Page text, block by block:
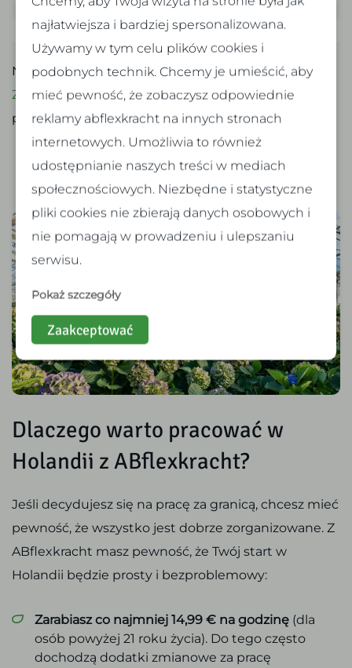
… i wiele innych!
Nie widzisz swojej ulubionej lokalizacji na liście?
Zarejestruj się mimo to! Poinformujemy Cię, gdy
pojawi się oferta dopasowana do Twoich preferencji.
Dlaczego warto pracować w
Holandii z ABflexkracht?
Jeśli decydujesz się na pracę za granicą, chcesz mieć
pewność, że wszystko jest dobrze zorganizowane. Z
ABflexkracht masz pewność, że Twój start w
Holandii będzie prosty i bezproblemowy:
Zarabiasz co najmniej 14,99 € na godzinę (dla
osób powyżej 21 roku życia). Do tego często
dochodzą dodatki zmianowe za pracę
najłatwiejsza i bardziej spersonalizowana.
Używamy w tym celu plików cookies i
podobnych technik. Chcemy je umieścić, aby
mieć pewność, że zobaczysz odpowiednie
reklamy abflexkracht na innych stronach
internetowych. Umożliwia to również
udostępnianie naszych treści w mediach
społecznościowych. Niezbędne i statystyczne
pliki cookies nie zbierają danych osobowych i
nie pomagają w prowadzeniu i ulepszaniu
serwisu.
Pokaż szczegóły
Zaakceptować